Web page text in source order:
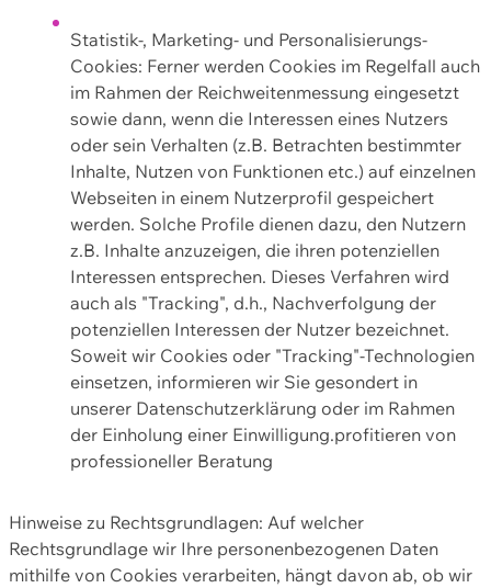
Statistik-, Marketing- und Personalisierungs-
Cookies: Ferner werden Cookies im Regelfall auch
im Rahmen der Reichweitenmessung eingesetzt
sowie dann, wenn die Interessen eines Nutzers
oder sein Verhalten (z.B. Betrachten bestimmter
Inhalte, Nutzen von Funktionen etc.) auf einzelnen
Webseiten in einem Nutzerprofil gespeichert
werden. Solche Profile dienen dazu, den Nutzern
z.B. Inhalte anzuzeigen, die ihren potenziellen
Interessen entsprechen. Dieses Verfahren wird
auch als "Tracking", d.h., Nachverfolgung der
potenziellen Interessen der Nutzer bezeichnet.
Soweit wir Cookies oder "Tracking"-Technologien
einsetzen, informieren wir Sie gesondert in
unserer Datenschutzerklärung oder im Rahmen
der Einholung einer Einwilligung.profitieren von
professioneller Beratung
Hinweise zu Rechtsgrundlagen: Auf welcher
Rechtsgrundlage wir Ihre personenbezogenen Daten
mithilfe von Cookies verarbeiten, hängt davon ab, ob wir